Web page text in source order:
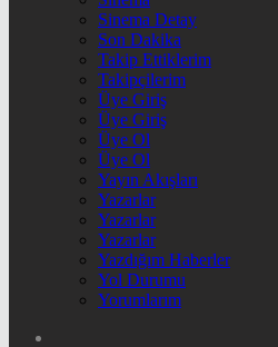
Sinema Detay
Son Dakika
Takip Ettiklerim
Takipçilerim
Üye Giriş
Üye Giriş
Üye Ol
Üye Ol
Yayın Akışları
Yazarlar
Yazarlar
Yazarlar
Yazdığım Haberler
Yol Durumu
Yorumlarım